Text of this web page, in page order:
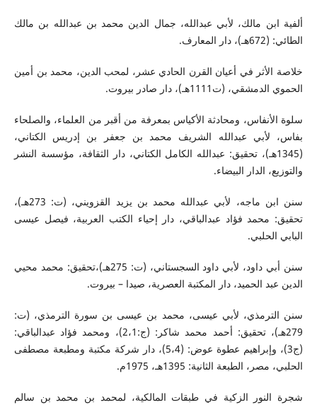
ألفية ابن مالك، لأبي عبدالله، جمال الدين محمد بن عبدالله بن مالك
الطائي: (672هـ)، دار المعارف.
خلاصة الأثر في أعيان القرن الحادي عشر، لمحب الدين، محمد بن أمين
الحموي الدمشقي، (ت1111هـ)، دار صادر بيروت.
سلوة الأنفاس، ومحادثة الأكياس بمعرفة من أقبر من العلماء، والصلحاء
بفاس، لأبي عبدالله الشريف محمد بن جعفر بن إدريس الكتاني،
(1345هـ)، تحقيق: عبدالله الكامل الكتاني، دار الثقافة، مؤسسة النشر
والتوزيع، الدار البيضاء.
سنن ابن ماجه، لأبي عبدالله محمد بن يزيد القزويني، (ت: 273هـ)،
تحقيق: محمد فؤاد عبدالباقي، دار إحياء الكتب العربية، فيصل عيسى
البابي الحلبي.
سنن أبي داود، لأبي داود السجستاني، (ت: 275هـ)،تحقيق: محمد محيي
الدين عبد الحميد، دار المكتبة العصرية، صيدا – بيروت.
سنن الترمذي، لأبي عيسى، محمد بن عيسى بن سورة الترمذي، (ت:
279هـ)، تحقيق: أحمد محمد شاكر: (ج:2،1)، ومحمد فؤاد عبدالباقي:
(ج3)، وإبراهيم عطوة عوض: (5،4)، دار شركة مكتبة ومطبعة مصطفى
الحلبي، مصر، الطبعة الثانية: 1395هـ، 1975م.
شجرة النور الزكية في طبقات المالكية، لمحمد بن محمد بن سالم